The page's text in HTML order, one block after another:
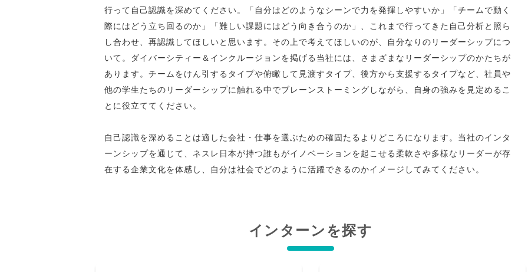
行って自己認識を深めてください。「自分はどのようなシーンで力を発揮しやすいか」「チームで動く
際にはどう立ち回るのか」「難しい課題にはどう向き合うのか」、これまで行ってきた自己分析と照ら
し合わせ、再認識してほしいと思います。その上で考えてほしいのが、自分なりのリーダーシップにつ
いて。ダイバーシティー＆インクルージョンを掲げる当社には、さまざまなリーダーシップのかたちが
あります。チームをけん引するタイプや俯瞰して見渡すタイプ、後方から支援するタイプなど、社員や
他の学生たちのリーダーシップに触れる中でブレーンストーミングしながら、自身の強みを見定めるこ
とに役立ててください。
自己認識を深めることは適した会社・仕事を選ぶための確固たるよりどころになります。当社のインタ
ーンシップを通じて、ネスレ日本が持つ誰もがイノベーションを起こせる柔軟さや多様なリーダーが存
在する企業文化を体感し、自分は社会でどのように活躍できるのかイメージしてみてください。
インターンを探す